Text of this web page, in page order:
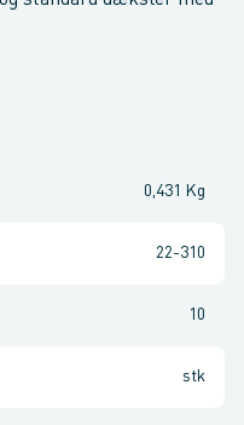
0,431 Kg
22-310
10
stk